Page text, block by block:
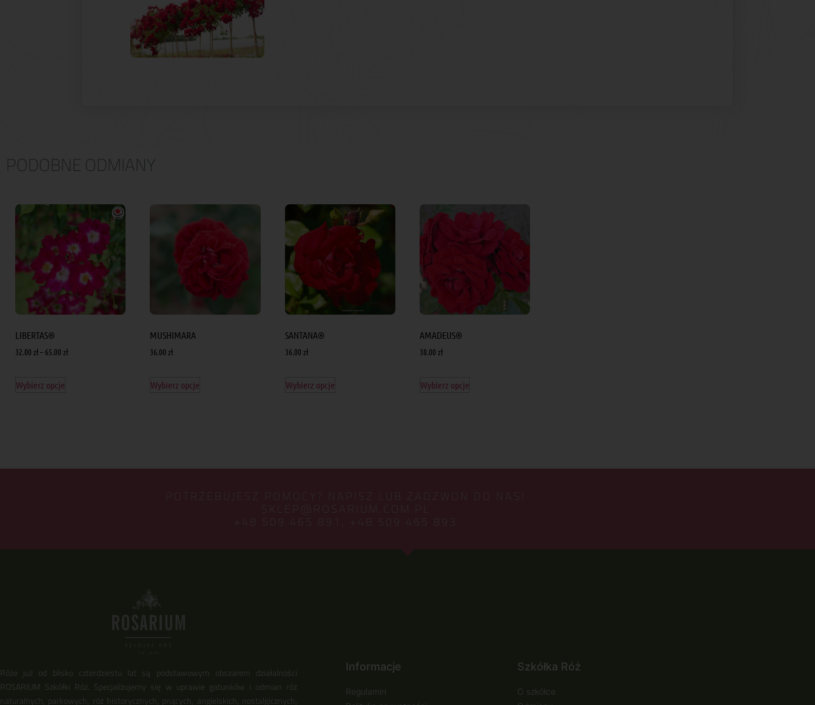
PODOBNE ODMIANY
LIBERTAS®
32.00 zł– 65.00 zł
Wybierz opcje
MUSHIMARA
36.00 zł
Wybierz opcje
SANTANA®
36.00 zł
Wybierz opcje
AMADEUS®
38.00 zł
Wybierz opcje
POTRZEBUJESZ POMOCY? NAPISZ LUB ZADZWOŃ DO NAS!
SKLEP@ROSARIUM.COM.PL
+48 509 465 891, +48 509 465 893
Róże już od blisko czterdziestu lat są podstawowym obszarem działalności
ROSARIUM Szkółki Róż. Specjalizujemy się w uprawie gatunków i odmian róż
naturalnych, parkowych, róż historycznych, pnących, angielskich, nostalgicznych,
Informacje
Regulamin
Szkółka Róż
O szkółce